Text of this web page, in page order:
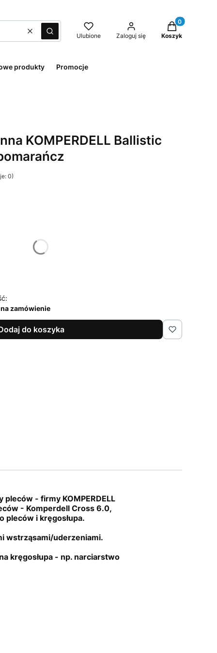
WyczyśćSzukaj Ulubione Zaloguj się
Produkty w
Koszyk
produkty Promocje
KOMPERDELL Ballistic
0)
się ceną
zamówienie
do koszyka
- firmy KOMPERDELL
- Komperdell Cross 6.0,
pleców i kręgosłupa.
wstrząsami/uderzeniami.
kręgosłupa - np. narciarstwo